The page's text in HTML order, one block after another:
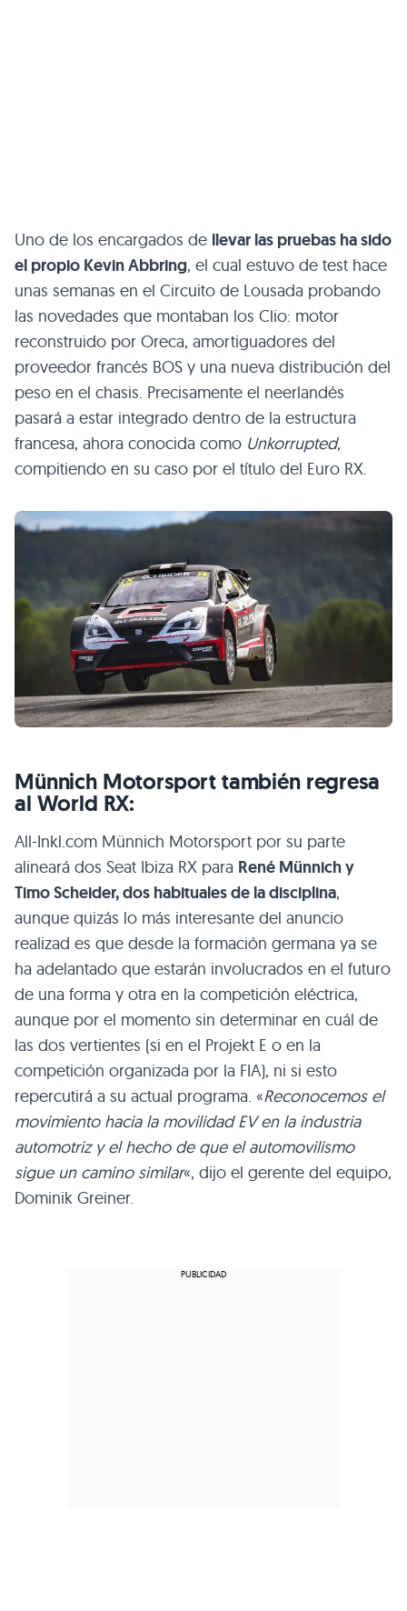
Uno de los encargados de llevar las pruebas ha sido
el propio Kevin Abbring, el cual estuvo de test hace
unas semanas en el Circuito de Lousada probando
las novedades que montaban los Clio: motor
reconstruido por Oreca, amortiguadores del
proveedor francés BOS y una nueva distribución del
peso en el chasis. Precisamente el neerlandés
pasará a estar integrado dentro de la estructura
francesa, ahora conocida como Unkorrupted,
compitiendo en su caso por el título del Euro RX.
Münnich Motorsport también regresa
al World RX:
All-Inkl.com Münnich Motorsport por su parte
alineará dos Seat Ibiza RX para René Münnich y
Timo Scheider, dos habituales de la disciplina,
aunque quizás lo más interesante del anuncio
realizad es que desde la formación germana ya se
ha adelantado que estarán involucrados en el futuro
de una forma y otra en la competición eléctrica,
aunque por el momento sin determinar en cuál de
las dos vertientes (si en el Projekt E o en la
competición organizada por la FIA), ni si esto
repercutirá a su actual programa. «Reconocemos el
movimiento hacia la movilidad EV en la industria
automotriz y el hecho de que el automovilismo
sigue un camino similar«, dijo el gerente del equipo,
Dominik Greiner.